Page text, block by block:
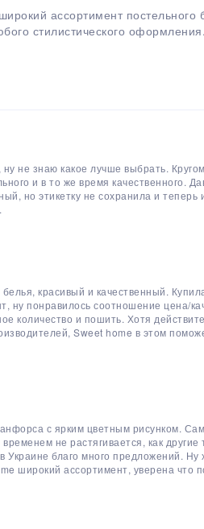
ассортимент постельного
стилистического оформления.
не знаю какое лучше выбрать.
и в то же время качественного.
но этикетку не сохранила и
красивый и качественный.
ну понравилось соотношение цена/
количество и пошить. Хотя
Sweet home в этом
с ярким цветным рисунком.
не растягивается, как другие
Украине благо много предложений. Ну
широкий ассортимент, уверена что